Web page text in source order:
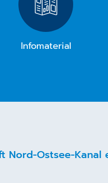
Infomaterial
Nord-Ostsee-Kanal